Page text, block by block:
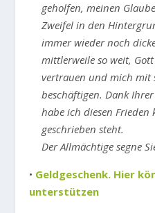
geholfen, meinen
Zweifel in den
immer wieder noch
mittlerweile so weit,
vertrauen und mich mit
beschäftigen. Dank
habe ich diesen Frieden
geschrieben steht.
Der Allmächtige segne
• Geldgeschenk. Hier
unterstützen